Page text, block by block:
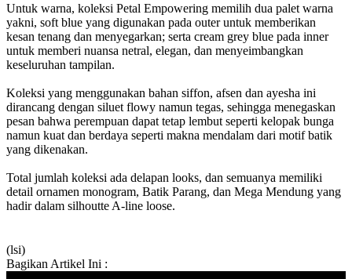
Untuk warna, koleksi Petal Empowering memilih dua palet warna
yakni, soft blue yang digunakan pada outer untuk memberikan
kesan tenang dan menyegarkan; serta cream grey blue pada inner
untuk memberi nuansa netral, elegan, dan menyeimbangkan
keseluruhan tampilan.
Koleksi yang menggunakan bahan siffon, afsen dan ayesha ini
dirancang dengan siluet flowy namun tegas, sehingga menegaskan
pesan bahwa perempuan dapat tetap lembut seperti kelopak bunga
namun kuat dan berdaya seperti makna mendalam dari motif batik
yang dikenakan.
Total jumlah koleksi ada delapan looks, dan semuanya memiliki
detail ornamen monogram, Batik Parang, dan Mega Mendung yang
hadir dalam silhoutte A-line loose.
(lsi)
Bagikan Artikel Ini :